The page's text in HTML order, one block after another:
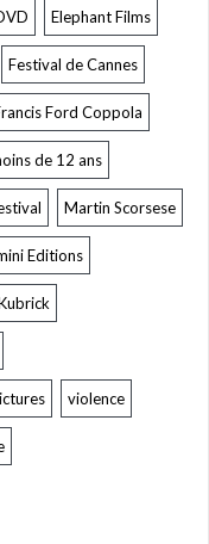
Elephant Films
Festival de Cannes
Ford Coppola
de 12 ans
Martin Scorsese
Editions
violence